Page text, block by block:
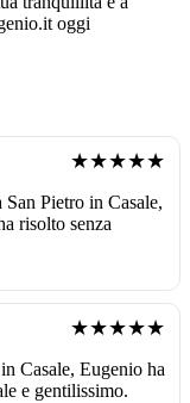
oggi
★★★★★
Pietro in Casale,
risolto senza
★★★★★
Casale, Eugenio ha
e gentilissimo.